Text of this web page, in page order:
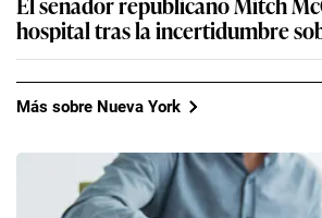
hospital tras la incertidumbre
Más sobre Nueva York